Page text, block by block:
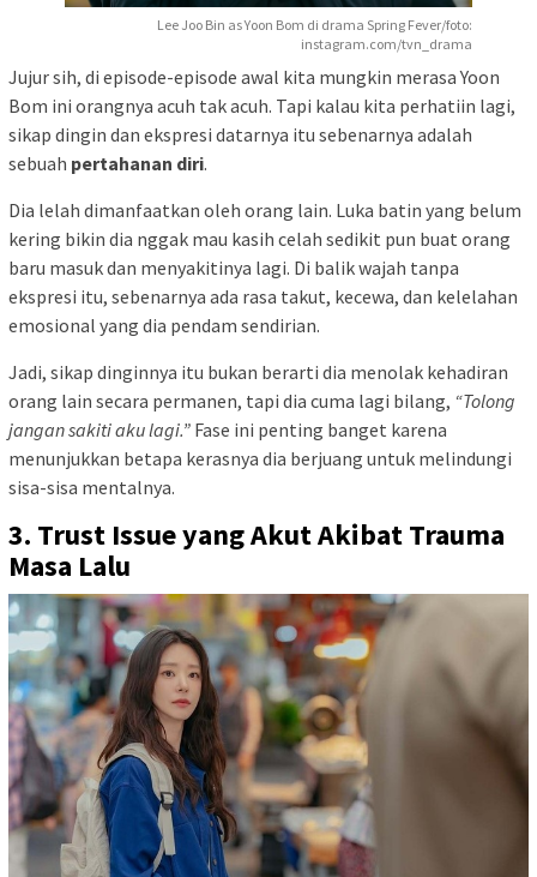
Lee Joo Bin as Yoon Bom di drama Spring Fever/foto:
instagram.com/tvn_drama
Jujur sih, di episode-episode awal kita mungkin merasa Yoon
Bom ini orangnya acuh tak acuh. Tapi kalau kita perhatiin lagi,
sikap dingin dan ekspresi datarnya itu sebenarnya adalah
sebuah pertahanan diri.
Dia lelah dimanfaatkan oleh orang lain. Luka batin yang belum
kering bikin dia nggak mau kasih celah sedikit pun buat orang
baru masuk dan menyakitinya lagi. Di balik wajah tanpa
ekspresi itu, sebenarnya ada rasa takut, kecewa, dan kelelahan
emosional yang dia pendam sendirian.
Jadi, sikap dinginnya itu bukan berarti dia menolak kehadiran
orang lain secara permanen, tapi dia cuma lagi bilang, “Tolong
jangan sakiti aku lagi.” Fase ini penting banget karena
menunjukkan betapa kerasnya dia berjuang untuk melindungi
sisa-sisa mentalnya.
3. Trust Issue yang Akut Akibat Trauma
Masa Lalu